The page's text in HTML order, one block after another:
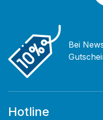
Bei
Hotline